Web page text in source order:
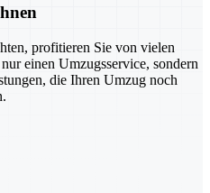
profitieren Sie von vielen
einen Umzugsservice, sondern
die Ihren Umzug noch